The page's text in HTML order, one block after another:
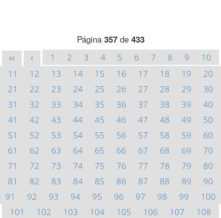
Página 357de 433
<< < 1 2 3 4 5 6 7 8 9
10
11
12 13 14 15 16 17 18 19
20
21
22 23 24 25 26 27 28 29
30
31
32 33 34 35 36 37 38 39
40
41
42 43 44 45 46 47 48 49
50
51
52 53 54 55 56 57 58 59
60
61
62 63 64 65 66 67 68 69
70
71
72 73 74 75 76 77 78 79
80
81
82 83 84 85 86 87 88 89
90
91
92 93 94 95 96 97 98 99
100
101
102 103 104 105 106 107
108